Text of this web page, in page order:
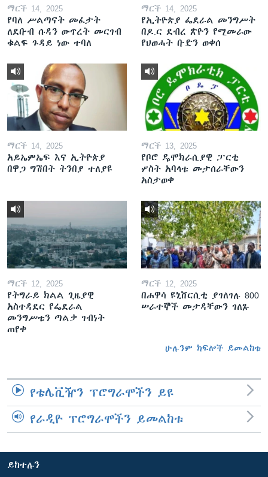
ማርች 14, 2025
የባለ ሥልጣናት መፈታት
ለደቡብ ሱዳን ውጥረት መርገብ
ቁልፍ ጉዳይ ነው ተባለ
ማርች 14, 2025
የኢትዮጵያ ፌደራል መንግሥት
በዶ.ር ደብረ ጽዮን የሚመራው
የህወሓት ቡድን ወቀሰ
ማርች 14, 2025
አይኤምኤፍ እና ኢትዮጵያ
በዋጋ ግሽበት ትንበያ ተለያዩ
ማርች 13, 2025
የቦሮ ዴሞክራሲያዊ ፓርቲ
ሦስት አባላቱ መታሰራቸውን
አስታወቀ
ማርች 12, 2025
የትግራይ ክልል ጊዜያዊ
አስተዳደር የፌደራል
መንግሥቱን ጣልቃ ገብነት
ጠየቀ
ማርች 12, 2025
በሐዋሳ ዩኒቨርሲቲ ያገለገሉ 800
ሠራተኞች መታዳቸውን ገለጹ
ሁሉንም ክፍሎች ይመልከቱ
የቴሌቪዥን ፕሮግራሞችን ይዩ
የራዲዮ ፕሮግራሞችን ይመልከቱ
ይከተሉን